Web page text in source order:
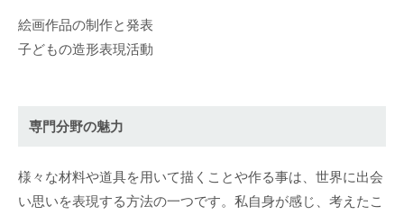
絵画作品の制作と発表
子どもの造形表現活動
専門分野の魅力
様々な材料や道具を用いて描くことや作る事は、世界に出会
い思いを表現する方法の一つです。私自身が感じ、考えたこ